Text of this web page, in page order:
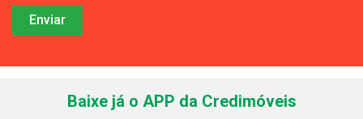
Baixe já o APP da Credimóveis